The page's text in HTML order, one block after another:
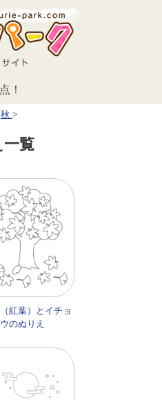
点！
秋 >
一覧
紅葉）とイチョ
ウのぬりえ